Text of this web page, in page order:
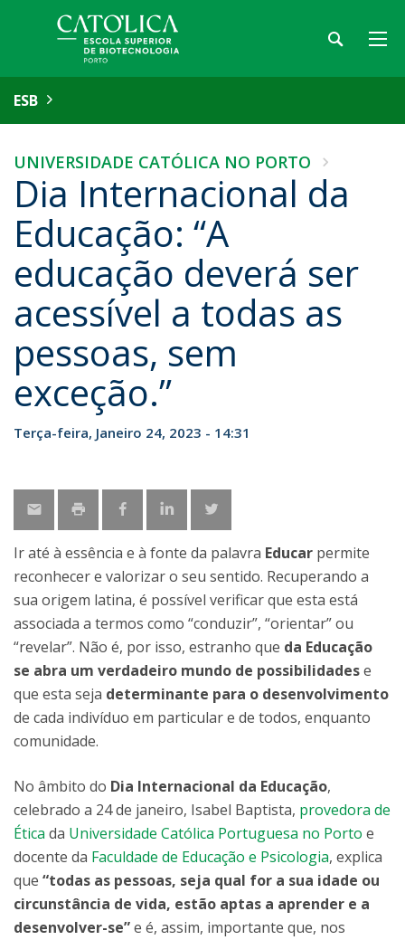
ESB
UNIVERSIDADE CATÓLICA NO PORTO
Dia Internacional da
Educação: “A
educação deverá ser
acessível a todas as
pessoas, sem
exceção.”
Terça-feira, Janeiro 24, 2023 - 14:31
Ir até à essência e à fonte da palavra Educar permite
reconhecer e valorizar o seu sentido. Recuperando a
sua origem latina, é possível verificar que esta está
associada a termos como “conduzir”, “orientar” ou
“revelar”. Não é, por isso, estranho que da Educação
se abra um verdadeiro mundo de possibilidadese
que esta seja determinante para o desenvolvimento
de cada indivíduo em particular e de todos, enquanto
comunidade.
No âmbito do Dia Internacional da Educação,
celebrado a 24 de janeiro, Isabel Baptista, provedora de
Ética da Universidade Católica Portuguesa no Porto e
docente da Faculdade de Educação e Psicologia, explica
que “todas as pessoas, seja qual for a sua idade ou
circunstância de vida, estão aptas a aprender e a
desenvolver-se”e é, assim, importante que, nos